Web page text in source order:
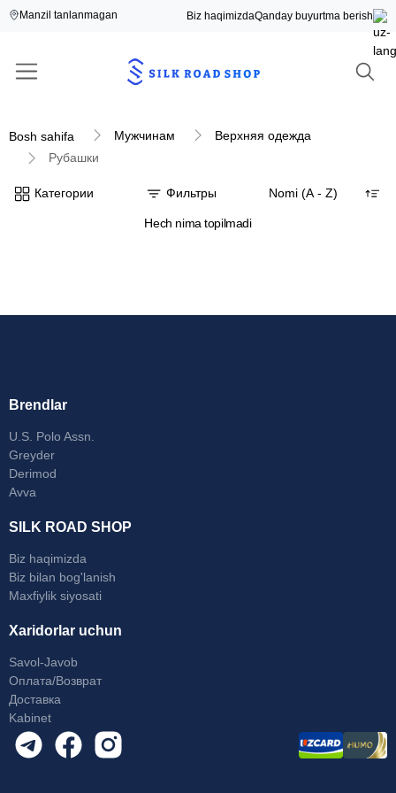
Manzil tanlanmagan Biz haqimizdaQanday buyurtma berish
Bosh sahifa Мужчинам
Верхняя одежда
Рубашки
Категории Фильтры
Hech nima topilmadi
Brendlar
U.S. Polo Assn.
Greyder
Derimod
Avva
SILK ROAD SHOP
Biz haqimizda
Biz bilan bog'lanish
Maxfiylik siyosati
Xaridorlar uchun
Savol-Javob
Оплата/Возврат
Доставка
Kabinet